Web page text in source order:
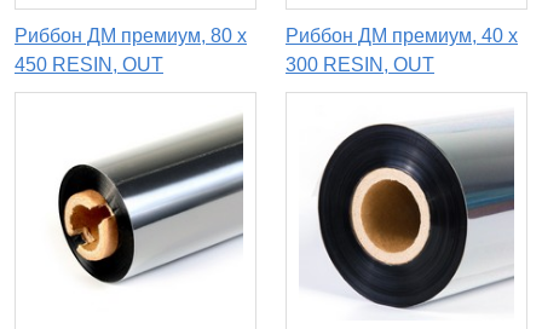
Риббон ДМ премиум, 80 х
450 RESIN, OUT
Риббон ДМ премиум, 40 х
300 RESIN, OUT